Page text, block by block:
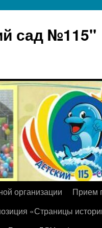
сад №115"
организации
Прием
«Страницы